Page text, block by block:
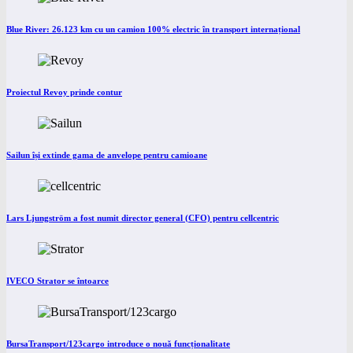
Blue River: 26.123 km cu un camion 100% electric în transport internațional
Proiectul Revoy prinde contur
Sailun își extinde gama de anvelope pentru camioane
Lars Ljungström a fost numit director general (CFO) pentru cellcentric
IVECO Strator se întoarce
BursaTransport/123cargo introduce o nouă funcționalitate